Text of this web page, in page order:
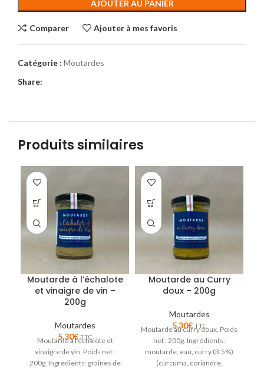
AJOUTER AU PANIER
Comparer Ajouter à mes favoris
Catégorie : Moutardes
Share:
Produits similaires
Moutarde à l’échalote
et vinaigre de vin –
200g
Moutardes
5,30€ TTC
Moutarde à l’échalote et
vinaigre de vin. Poids net :
200g. Ingrédients: graines de
Moutarde au Curry
doux – 200g
Moutardes
5,30€ TTC
Moutarde au curry doux. Poids
net : 200g. Ingrédients:
moutarde, eau, curry (3.5%)
(curcuma, coriandre,